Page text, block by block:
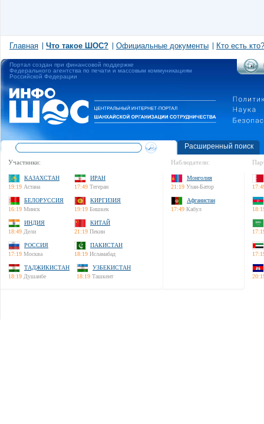
Главная Что такое ШОС? Официальные документы Кто есть кто?
Портал создан при финансовой поддержке
Федерального агентства по печати и массовым коммуникациям
Российской Федерации
Расширенный поиск
Участники:
КАЗАХСТАН
19:19 Астана
ИРАН
17:49 Тегеран
БЕЛОРУССИЯ
16:19 Минск
КИРГИЗИЯ
19:19 Бишкек
ИНДИЯ
18:49 Дели
КИТАЙ
21:19 Пекин
РОССИЯ
17:19 Москва
ПАКИСТАН
18:19 Исламабад
ТАДЖИКИСТАН
18:19 Душанбе
УЗБЕКИСТАН
18:19 Ташкент
Наблюдатели:
Монголия
21:19 Улан-Батор
Афганистан
17:49 Кабул